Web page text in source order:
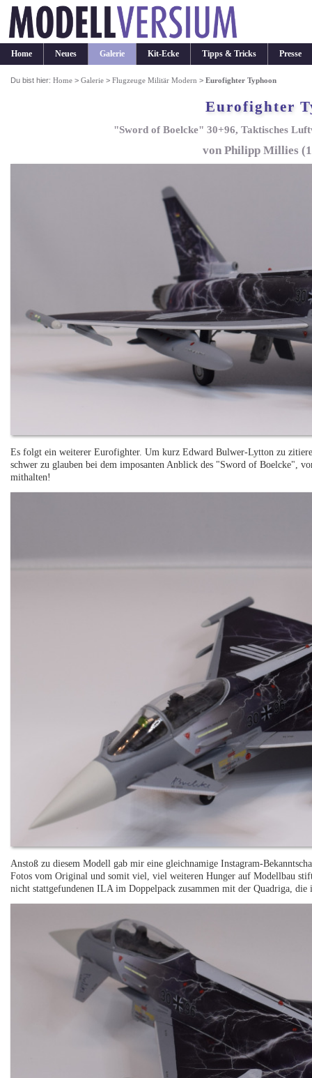
Home Neues Galerie Kit-Ecke Tipps & Tricks Presse
Du bist hier:Home >Galerie >Flugzeuge Militär Modern >Eurofighter Typhoon
Eurofighter
"Sword of Boelcke" 30+96, Taktisches
von Philipp Millies
Es folgt ein weiterer Eurofighter. Um kurz Edward Bulwer-Lytton zu
schwer zu glauben bei dem imposanten Anblick des "Sword of Boelcke",
mithalten!
Anstoß zu diesem Modell gab mir eine gleichnamige Instagram-
Fotos vom Original und somit viel, viel weiteren Hunger auf Modellbau
nicht stattgefundenen ILA im Doppelpack zusammen mit der Quadriga,